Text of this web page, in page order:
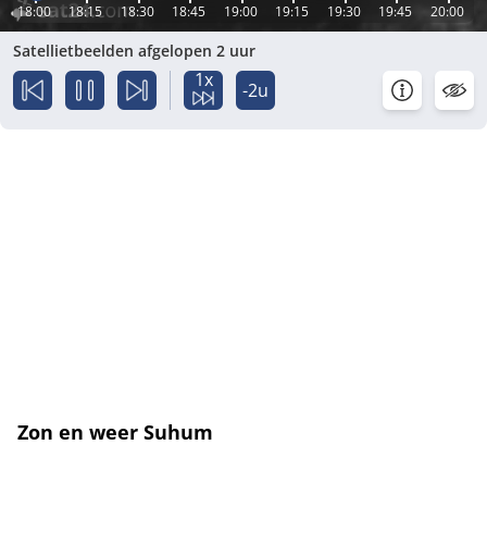
18:00 18:15 18:30 18:45 19:00 19:15 19:30 19:45 20:00
Satellietbeelden afgelopen 2 uur
1x -2u
Zon en weer Suhum